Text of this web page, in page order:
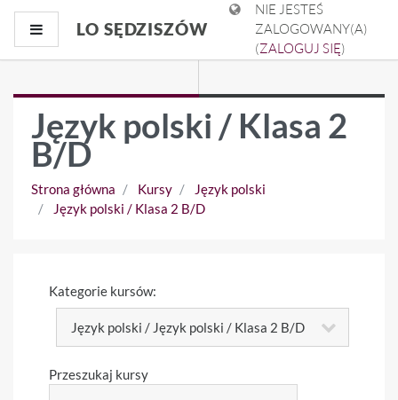
Przejdź do głównej zawartości
Panel boczny
LO SĘDZISZÓW
NIE JESTEŚ
ZALOGOWANY(A)
(ZALOGUJ SIĘ)
Język polski / Klasa 2
B/D
Strona główna Kursy
Język polski
Język polski / Klasa 2 B/D
Kategorie kursów:
Przeszukaj kursy